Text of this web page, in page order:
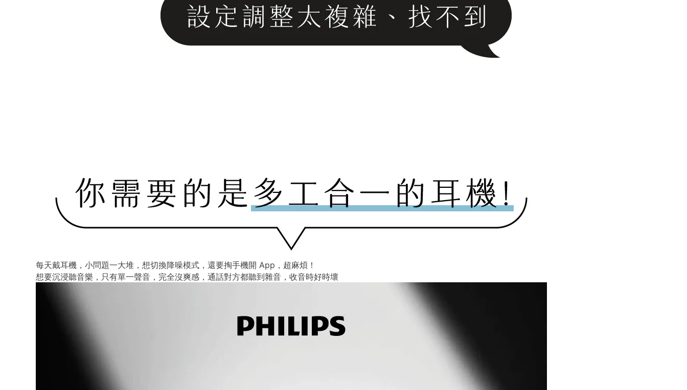
每天戴耳機，小問題一大堆，想切換降噪模式，還要掏手機開 App，超麻煩！
想要沉浸聽音樂，只有單一聲音，完全沒爽感，通話對方都聽到雜音，收音時好時壞